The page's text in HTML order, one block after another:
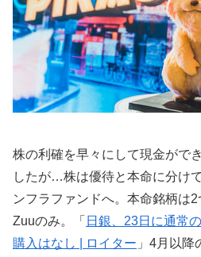
株の利確を早々にして現金がで
したが…株は優待と本命に分け
ンフラファンドへ。本命銘柄は
Zuuのみ。「 日銀、23日に通常
購入はなし | ロイター 」4月以